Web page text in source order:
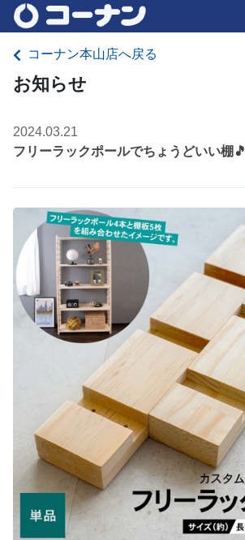
コーナン本山店へ戻る
お知らせ
2024.03.21
フリーラックポールでちょうどいい棚🎵